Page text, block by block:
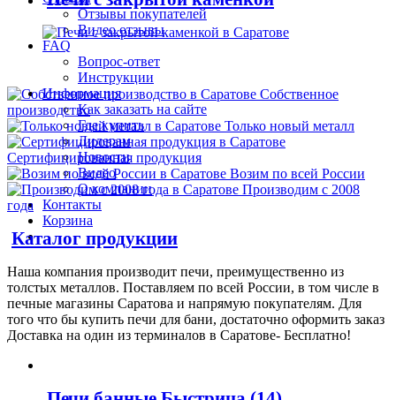
Отзывы покупателей
Видео отзывы
FAQ
Вопрос-ответ
Инструкции
Информация
Как заказать на сайте
Где купить
Дилерам
Новости
Видео
О компании
Контакты
Корзина
Собственное
производство
Только новый металл
Сертифицированная продукция
Возим по всей России
Производим с 2008
года
Каталог продукции
Наша компания производит печи, преимущественно из
толстых металлов. Поставляем по всей России, в том числе в
печные магазины Саратова и напрямую покупателям. Для
того что бы купить печи для бани, достаточно оформить заказ
Доставка на один из терминалов в Саратове- Бесплатно!